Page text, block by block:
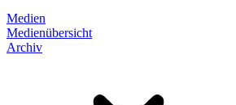
Medien
Medienübersicht
Archiv